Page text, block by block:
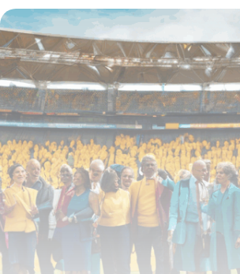
Générer des Revenus en Ligne
15 juin 2026